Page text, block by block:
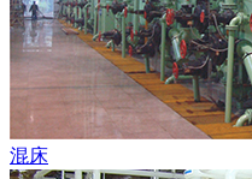
混床